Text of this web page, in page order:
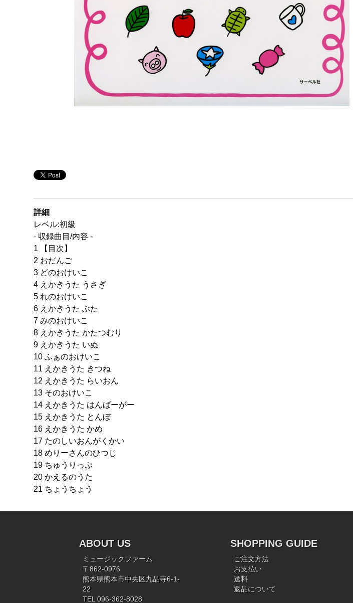
詳細
レベル:初級
- 収録曲目/内容 -
1 【目次】
2 おだんご
3 どのおけいこ
4 えかきうた うさぎ
5 れのおけいこ
6 えかきうた ぶた
7 みのおけいこ
8 えかきうた かたつむり
9 えかきうた いぬ
10 ふぁのおけいこ
11 えかきうた きつね
12 えかきうた らいおん
13 そのおけいこ
14 えかきうた はんばーがー
15 えかきうた とんぼ
16 えかきうた かめ
17 たのしいおんがくかい
18 めりーさんのひつじ
19 ちゅうりっぷ
20 かえるのうた
21 ちょうちょう
ABOUT US
ミュージックファーム
〒862-0976
熊本県熊本市中央区九品寺6-1-
22
TEL 096-362-8028
SHOPPING GUIDE
ご注文方法
お支払い
送料
返品について